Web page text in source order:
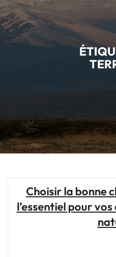
Choisir la bonne
l’essentiel pour